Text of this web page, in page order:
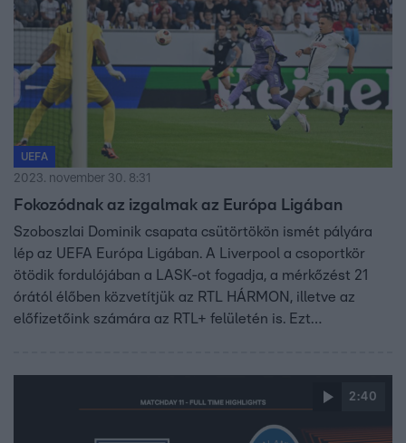
UEFA
2023. november 30. 8:31
Fokozódnak az izgalmak az Európa Ligában
Szoboszlai Dominik csapata csütörtökön ismét pályára
lép az UEFA Európa Ligában. A Liverpool a csoportkör
ötödik fordulójában a LASK-ot fogadja, a mérkőzést 21
órától élőben közvetítjük az RTL HÁRMON, illetve az
előfizetőink számára az RTL+ felületén is. Ezt
további hetet is nyomon követhetnek. A tét egyre
fokozódik, az izgalmak nőnek, tartsanak velünk ezúttal is!
2:40